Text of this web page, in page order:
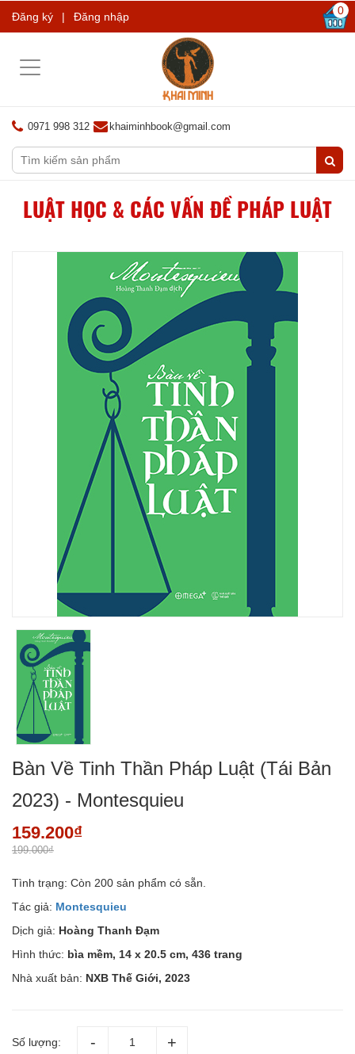
Đăng ký | Đăng nhập 0
Toggle
0971 998 312 khaiminhbook@gmail.com
LUẬT HỌC & CÁC VẤN ĐỀ PHÁP LUẬT
Bàn Về Tinh Thần Pháp Luật (Tái Bản
2023) - Montesquieu
159.200₫
199.000₫
Tình trạng: Còn 200 sản phẩm có sẵn.
Tác giả: Montesquieu
Dịch giả: Hoàng Thanh Đạm
Hình thức: bìa mềm, 14 x 20.5 cm, 436 trang
Nhà xuất bản: NXB Thế Giới, 2023
Số lượng: